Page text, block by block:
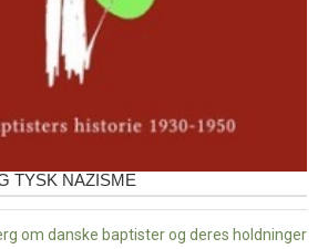
TYSK NAZISME
om danske baptister og deres holdninger